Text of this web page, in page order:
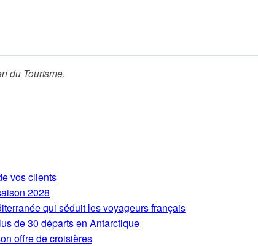
du Tourisme.
vos clients
2028
qui séduit les voyageurs français
de 30 départs en Antarctique
offre de croisières